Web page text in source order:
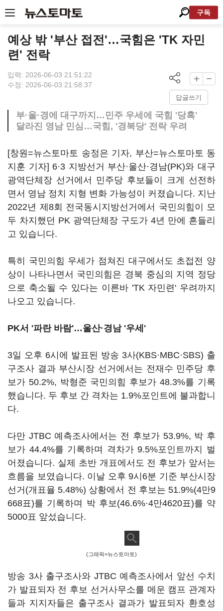
구독
예상 밖 '부산 접전'…국힘은 'TK 자민
련' 전락
입력: 2026-06-03 21:51:22
수정: 2026-06-03 21:58:37
답글쓰기
부·울·경에 대구까지…민주 우세에 국힘 '당혹'
달라진 영남 민심…국힘, '경북당' 전락 우려
[창원=뉴스토마토 송정은 기자, 부산=뉴스토마토 동
지훈 기자] 6·3 지방선거 부산·울산·경남(PK)와 대구
광역단체장 선거에서 민주당 후보들이 크게 선전하
면서 영남 정치 지형 변화 가능성이 커졌습니다. 지난
2022년 제8회 전국동시지방선거에서 국민의힘이 모
두 차지했던 PK 광역단체장 구도가 4년 만에 흔들리
고 있습니다.
특히 국민의힘 우세가 점쳐진 대구에서도 초접전 양
상이 나타나면서 국민의힘은 경북 중심의 지역 정당
으로 축소될 수 있다는 이른바 'TK 자민련' 우려까지
나오고 있습니다.
PK서 '파란 바람'…울산·경남 '우세'
3일 오후 6시에 발표된 방송 3사(KBS·MBC·SBS) 출
구조사 결과 부산시장 선거에서는 전재수 민주당 후
보가 50.2%, 박형준 국민의힘 후보가 48.3%를 기록
했습니다. 두 후보 간 격차는 1.9%포인트에 불과합니
다.
다만 JTBC 예측조사에서는 전 후보가 53.9%, 박 후
보가 44.4%를 기록하며 격차가 9.5%포인트까지 벌
어졌습니다. 실제 초반 개표에서도 전 후보가 앞서는
흐름을 보였습니다. 이날 오후 9시6분 기준 부산시장
선거(개표율 5.48%) 상황에서 전 후보는 51.9%(4만9
668표)를 기록하며 박 후보(46.6%·4만4620표)를 약
5000표 앞섰습니다.
(그래픽=뉴스토마토)
방송 3사 출구조사와 JTBC 예측조사에서 앞선 수치
가 발표되자 전 후보 선거사무소를 메운 캠프 관계자
들과 지지자들은 출구조사 결과가 발표되자 환호성